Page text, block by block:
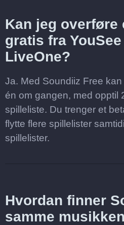
Kan jeg
gratis fra
LiveOne?
Ja. Med Soundiiz Free
én om gangen, med opptil
spilleliste. Du trenger et
flytte flere spillelister
spillelister.
Hvordan finner
samme